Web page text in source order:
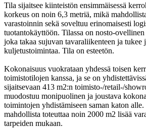
Tila sijaitsee kiinteistön ensimmäisessä
korkeus on noin 6,3 metriä, mikä
varastoinnin sekä soveltuu erinomaisesti
tuotantokäyttöön. Tilassa on nosto-
joka takaa sujuvan tavaraliikenteen ja tukee
kuljetustoimintaa. Tila on esteetön.
Kokonaisuus vuokrataan yhdessä toisen
toimistotilojen kanssa, ja se on
sijaitsevaan 413 m2:n toimisto-/retail-/
muodostuu monipuolinen ja joustava
toimintojen yhdistämiseen saman katon
mahdollista toteuttaa noin 2000 m2 lisää
tarpeiden mukaan.